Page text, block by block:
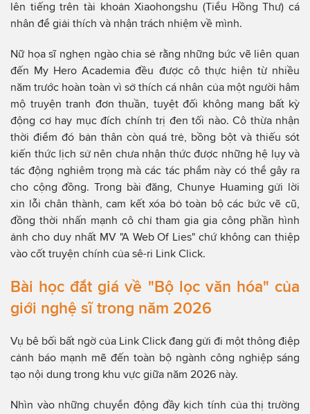
lên tiếng trên tài khoản Xiaohongshu (Tiểu Hồng Thư) cá
nhân để giải thích và nhận trách nhiệm về mình.
Nữ họa sĩ nghẹn ngào chia sẻ rằng những bức vẽ liên quan
đến My Hero Academia đều được cô thực hiện từ nhiều
năm trước hoàn toàn vì sở thích cá nhân của một người hâm
mộ truyện tranh đơn thuần, tuyệt đối không mang bất kỳ
động cơ hay mục đích chính trị đen tối nào. Cô thừa nhận
thời điểm đó bản thân còn quá trẻ, bồng bột và thiếu sót
kiến thức lịch sử nên chưa nhận thức được những hệ lụy và
tác động nghiêm trọng mà các tác phẩm này có thể gây ra
cho cộng đồng. Trong bài đăng, Chunye Huaming gửi lời
xin lỗi chân thành, cam kết xóa bỏ toàn bộ các bức vẽ cũ,
đồng thời nhấn mạnh cô chỉ tham gia gia công phần hình
ảnh cho duy nhất MV "A Web Of Lies" chứ không can thiệp
vào cốt truyện chính của sê-ri Link Click.
Bài học đắt giá về "Bộ lọc văn hóa" của
giới nghệ sĩ trong năm 2026
Vụ bê bối bất ngờ của Link Click đang gửi đi một thông điệp
cảnh báo mạnh mẽ đến toàn bộ ngành công nghiệp sáng
tạo nội dung trong khu vực giữa năm 2026 này.
Nhìn vào những chuyển động đầy kịch tính của thị trường